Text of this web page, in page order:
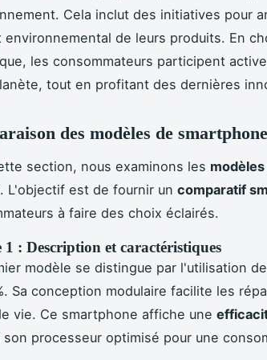
Cela inclut des initiatives pour
environnemental de leurs produits. En
les consommateurs participent
tout en profitant des dernières
des modèles de
section, nous examinons les
L'objectif est de fournir un comparatif
à faire des choix éclairés.
1 : Description et caractéristiques
modèle se distingue par l'utilisation de
Sa conception modulaire facilite les
vie. Ce smartphone affiche une
son processeur optimisé pour une